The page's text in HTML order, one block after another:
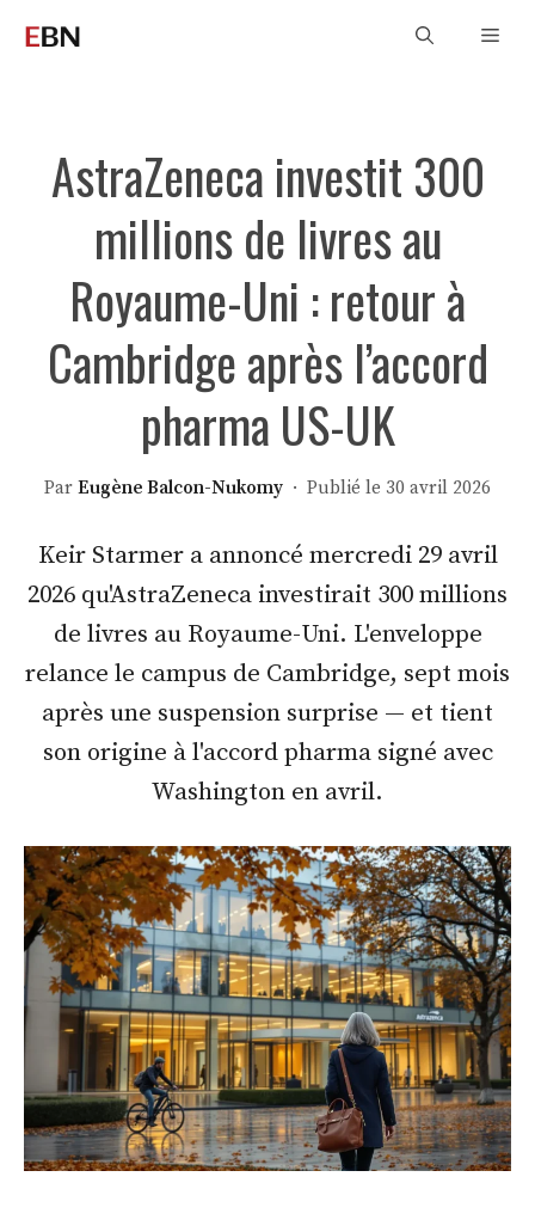
AstraZeneca investit 300
millions de livres au
Royaume-Uni : retour à
Cambridge après l’accord
pharma US-UK
Par Eugène Balcon-Nukomy · Publié le 30 avril 2026
Keir Starmer a annoncé mercredi 29 avril
2026 qu'AstraZeneca investirait 300 millions
de livres au Royaume-Uni. L'enveloppe
relance le campus de Cambridge, sept mois
après une suspension surprise — et tient
son origine à l'accord pharma signé avec
Washington en avril.